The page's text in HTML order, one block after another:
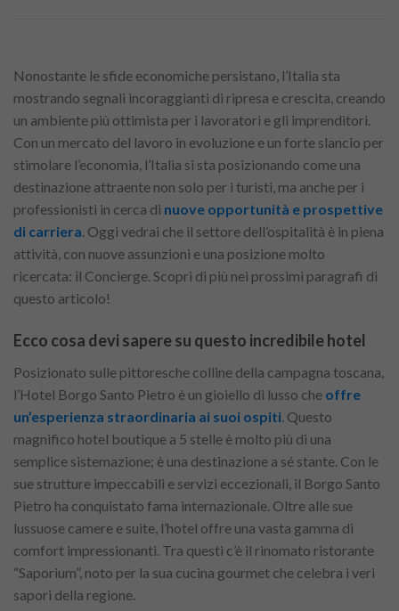
Nonostante le sfide economiche persistano, l’Italia sta
mostrando segnali incoraggianti di ripresa e crescita, creando
un ambiente più ottimista per i lavoratori e gli imprenditori.
Con un mercato del lavoro in evoluzione e un forte slancio per
stimolare l’economia, l’Italia si sta posizionando come una
destinazione attraente non solo per i turisti, ma anche per i
professionisti in cerca di nuove opportunità e prospettive
di carriera . Oggi vedrai che il settore dell’ospitalità è in piena
attività, con nuove assunzioni e una posizione molto
ricercata: il Concierge. Scopri di più nei prossimi paragrafi di
questo articolo!
Ecco cosa devi sapere su questo incredibile hotel
Posizionato sulle pittoresche colline della campagna toscana,
l’Hotel Borgo Santo Pietro è un gioiello di lusso che offre
un’esperienza straordinaria ai suoi ospiti . Questo
magnifico hotel boutique a 5 stelle è molto più di una
semplice sistemazione; è una destinazione a sé stante. Con le
sue strutture impeccabili e servizi eccezionali, il Borgo Santo
Pietro ha conquistato fama internazionale. Oltre alle sue
lussuose camere e suite, l’hotel offre una vasta gamma di
comfort impressionanti. Tra questi c’è il rinomato ristorante
“Saporium”, noto per la sua cucina gourmet che celebra i veri
sapori della regione.